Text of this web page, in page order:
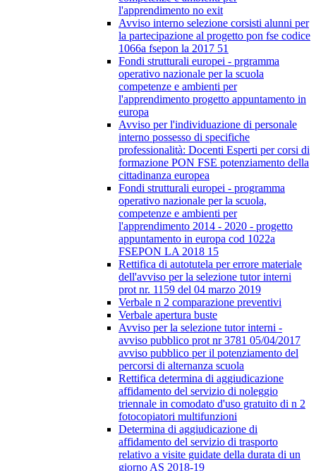
l'apprendimento no exit
Avviso interno selezione corsisti alunni per
la partecipazione al progetto pon fse codice
1066a fsepon la 2017 51
Fondi strutturali europei - prgramma
operativo nazionale per la scuola
competenze e ambienti per
l'apprendimento progetto appuntamento in
europa
Avviso per l'individuazione di personale
interno possesso di specifiche
professionalità: Docenti Esperti per corsi di
formazione PON FSE potenziamento della
cittadinanza europea
Fondi strutturali europei - programma
operativo nazionale per la scuola,
competenze e ambienti per
l'apprendimento 2014 - 2020 - progetto
appuntamento in europa cod 1022a
FSEPON LA 2018 15
Rettifica di autotutela per errore materiale
dell'avviso per la selezione tutor interni
prot nr. 1159 del 04 marzo 2019
Verbale n 2 comparazione preventivi
Verbale apertura buste
Avviso per la selezione tutor interni -
avviso pubblico prot nr 3781 05/04/2017
avviso pubblico per il potenziamento del
percorsi di alternanza scuola
Rettifica determina di aggiudicazione
affidamento del servizio di noleggio
triennale in comodato d'uso gratuito di n 2
fotocopiatori multifunzioni
Determina di aggiudicazione di
affidamento del servizio di trasporto
relativo a visite guidate della durata di un
giorno AS 2018-19